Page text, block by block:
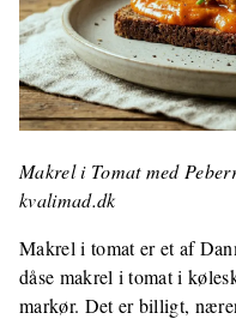
Makrel i Tomat med
kvalimad.dk
Makrel i tomat er et af
dåse makrel i tomat i
markør. Det er billigt,